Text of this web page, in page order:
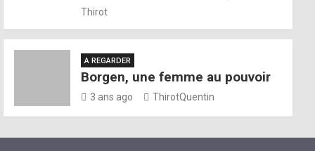
Thirot
A REGARDER
Borgen, une femme au pouvoir
3 ans ago ThirotQuentin